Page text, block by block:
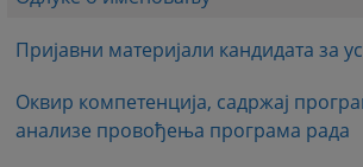
Пријавни материјали кандидата за
Оквир компетенција, садржај
анализе провођења програма рада